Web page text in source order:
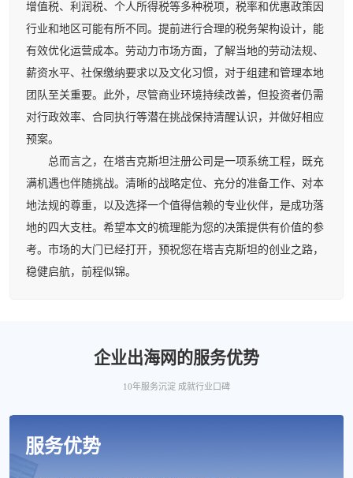
增值税、利润税、个人所得税等多种税项，税率和优惠政策因
行业和地区可能有所不同。提前进行合理的税务架构设计，能
有效优化运营成本。劳动力市场方面，了解当地的劳动法规、
薪资水平、社保缴纳要求以及文化习惯，对于组建和管理本地
团队至关重要。此外，尽管商业环境持续改善，但投资者仍需
对行政效率、合同执行等潜在挑战保持清醒认识，并做好相应
预案。
总而言之，在塔吉克斯坦注册公司是一项系统工程，既充
满机遇也伴随挑战。清晰的战略定位、充分的准备工作、对本
地法规的尊重，以及选择一个值得信赖的专业伙伴，是成功落
地的四大支柱。希望本文的梳理能为您的决策提供有价值的参
考。市场的大门已经打开，预祝您在塔吉克斯坦的创业之路，
稳健启航，前程似锦。
企业出海网的服务优势
10年服务沉淀 成就行业口碑
服务优势